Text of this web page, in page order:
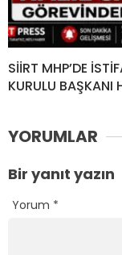
SİİRT MHP’DE
KURULU BAŞKANI
YORUMLAR
Bir yanıt yazın
Yorum *